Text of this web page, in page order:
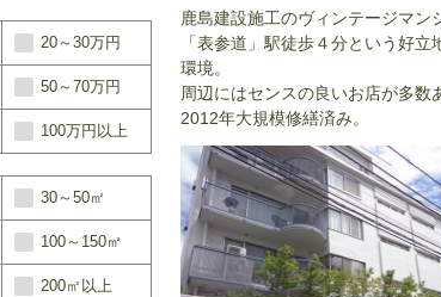
鹿島建設施工のヴィンテージマン
「表参道」駅徒歩４分という好
環境。
周辺にはセンスの良いお店が多数
2012年大規模修繕済み。
20～30万円
50～70万円
100万円以上
30～50㎡
100～150㎡
200㎡以上